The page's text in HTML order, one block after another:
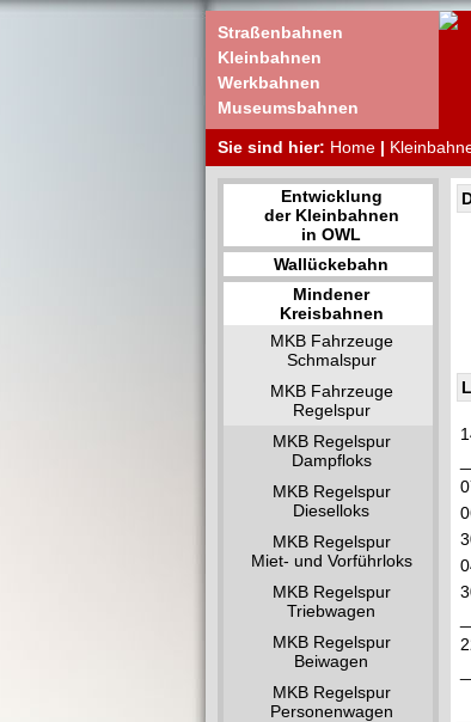
Straßenbahnen
Kleinbahnen
Werkbahnen
Museumsbahnen
Sie sind hier: Home |
Entwicklung
der Kleinbahnen
in OWL
Wallückebahn
Mindener
Kreisbahnen
MKB Fahrzeuge
Schmalspur
MKB Fahrzeuge
Regelspur
MKB Regelspur
Dampfloks
MKB Regelspur
Dieselloks
MKB Regelspur
Miet- und Vorführloks
MKB Regelspur
Triebwagen
MKB Regelspur
Beiwagen
MKB Regelspur
Personenwagen